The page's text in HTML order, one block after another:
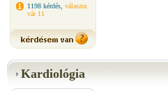
1198 kérdés, válaszra
vár 11
Kardiológia